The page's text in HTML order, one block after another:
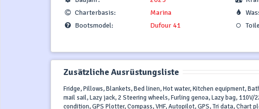
Charterbasis:
Marina
Bootsmodel:
Dufour 41
Zusätzliche Ausrüstungsliste
Fridge, Pillows, Blankets, Bed linen, Hot water, Kitchen equipment,
mail sail, Lazy jack, 2 Steering wheels, Furling genoa, Lazy bag, 110V/
condition, GPS Plotter, Compass, VHF, Autopilot, GPS, Tri data,